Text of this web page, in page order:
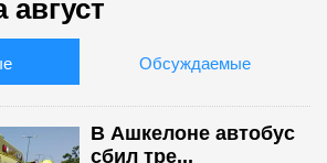
август
Обсуждаемые
В Ашкелоне автобус
сбил тре...